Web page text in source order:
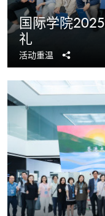
国际学院
礼​
活动重温
享